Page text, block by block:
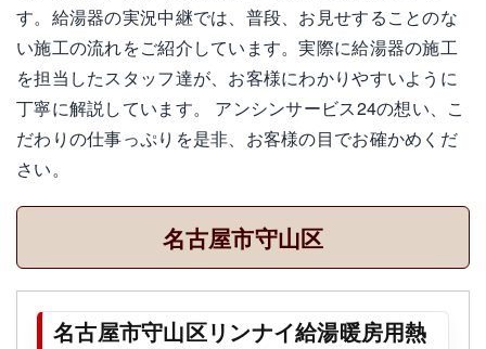
す。給湯器の実況中継では、普段、お見せすることのな
い施工の流れをご紹介しています。実際に給湯器の施工
を担当したスタッフ達が、お客様にわかりやすいように
丁寧に解説しています。 アンシンサービス24の想い、こ
だわりの仕事っぷりを是非、お客様の目でお確かめくだ
さい。
名古屋市守山区
名古屋市守山区リンナイ給湯暖房用熱